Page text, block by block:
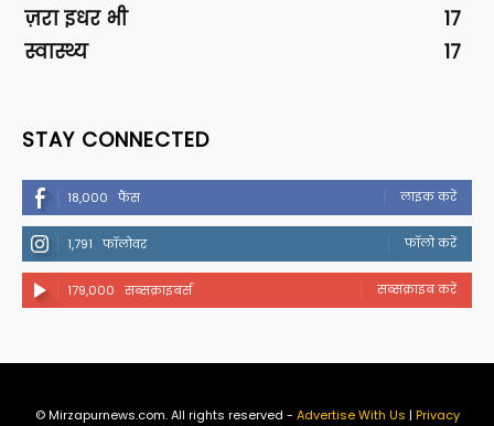
ज़रा इधर भी
17
स्वास्थ्य
17
STAY CONNECTED
18,000 फैंस लाइक करें
1,791 फॉलोवर फॉलो करें
179,000 सब्सक्राइबर्स सब्सक्राइब करें
© Mirzapurnews.com. All rights reserved - Advertise With Us | Privacy